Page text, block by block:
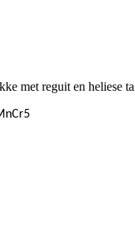
met reguit en heliese